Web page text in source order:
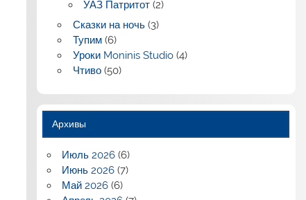
УАЗ Патритот(2)
Сказки на ночь(3)
Тупим(6)
Уроки Moninis Studio(4)
Чтиво(50)
Архивы
Июль 2026 (6)
Июнь 2026 (7)
Май 2026 (6)